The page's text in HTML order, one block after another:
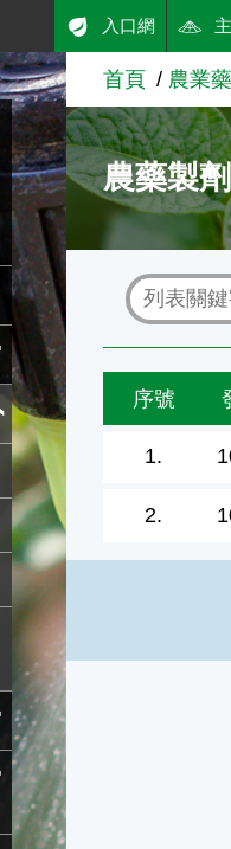
入口網
首頁 農業
農藥製
序號
1.
2.